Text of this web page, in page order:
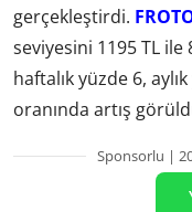
gerçekleştirdi.
seviyesini 1195 TL
haftalık yüzde 6,
oranında artış
Sponsorlu |